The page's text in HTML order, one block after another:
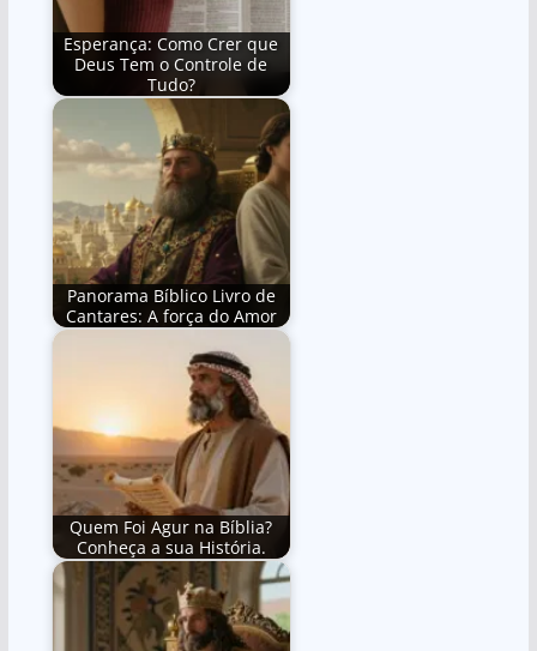
Esperança: Como Crer que
Deus Tem o Controle de
Tudo?
Panorama Bíblico Livro de
Cantares: A força do Amor
Quem Foi Agur na Bíblia?
Conheça a sua História.